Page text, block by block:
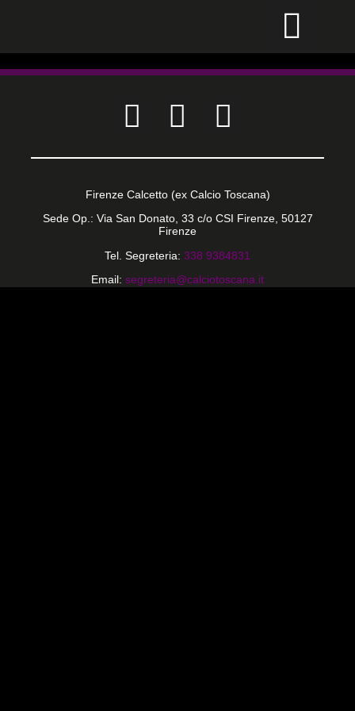
Firenze Calcetto (ex Calcio Toscana)
Sede Op.: Via San Donato, 33 c/o CSI Firenze, 50127
Firenze
Tel. Segreteria: 338 9384831
Email: segreteria@calciotoscana.it